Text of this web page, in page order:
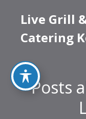
Live Grill
Catering
Posts